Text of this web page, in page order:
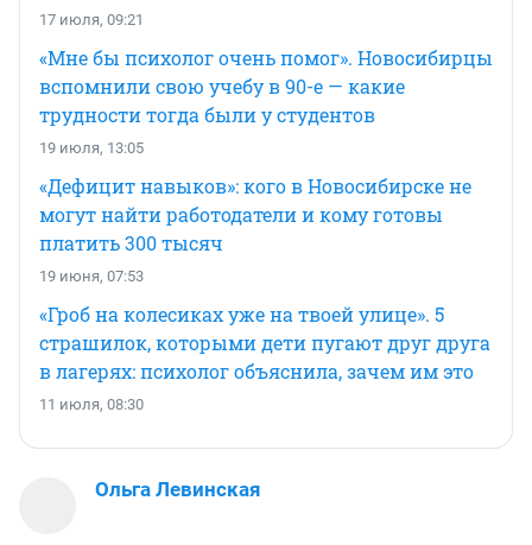
17 июля, 09:21
«Мне бы психолог очень помог». Новосибирцы
вспомнили свою учебу в 90-е — какие
трудности тогда были у студентов
19 июля, 13:05
«Дефицит навыков»: кого в Новосибирске не
могут найти работодатели и кому готовы
платить 300 тысяч
19 июня, 07:53
«Гроб на колесиках уже на твоей улице». 5
страшилок, которыми дети пугают друг друга
в лагерях: психолог объяснила, зачем им это
11 июля, 08:30
Ольга Левинская